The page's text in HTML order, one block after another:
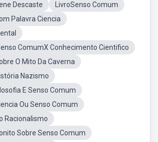
Descaste
LivroSenso Comum
Palavra Ciencia
ComumX Conhecimento Cientifico
O Mito Da Caverna
Nazismo
E Senso Comum
Ou Senso Comum
Racionalismo
Sobre Senso Comum